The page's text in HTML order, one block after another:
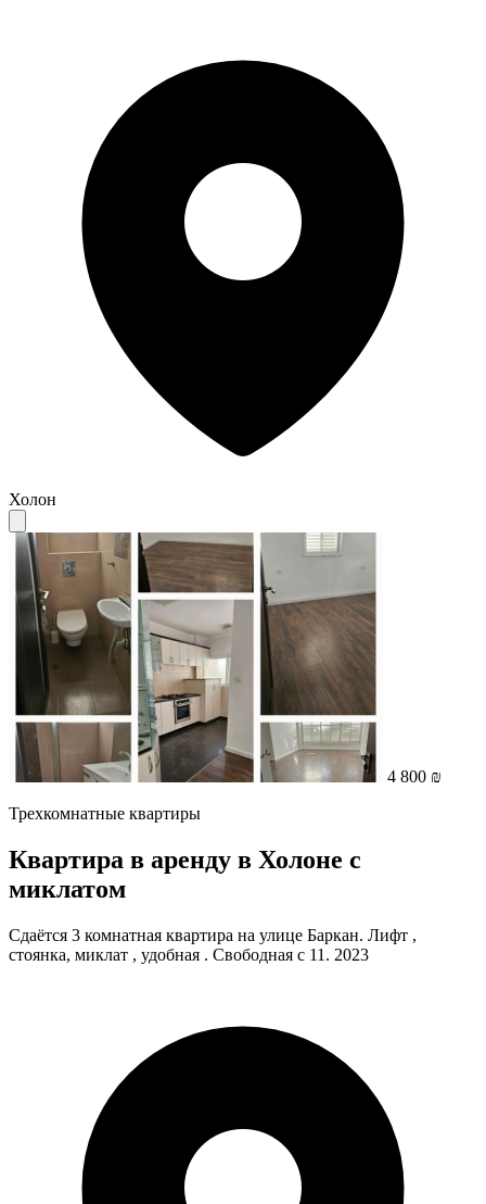
Холон
4 800 ₪
Трехкомнатные квартиры
Квартира в аренду в Холоне с
миклатом
Сдаётся 3 комнатная квартира на улице Баркан. Лифт ,
стоянка, миклат , удобная . Свободная с 11. 2023